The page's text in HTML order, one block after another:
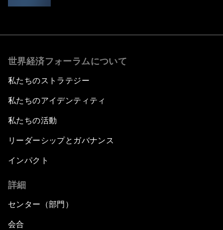
世界経済フォーラムについて
私たちのストラテジー
私たちのアイデンティティ
私たちの活動
リーダーシップとガバナンス
インパクト
詳細
センター（部門）
会合